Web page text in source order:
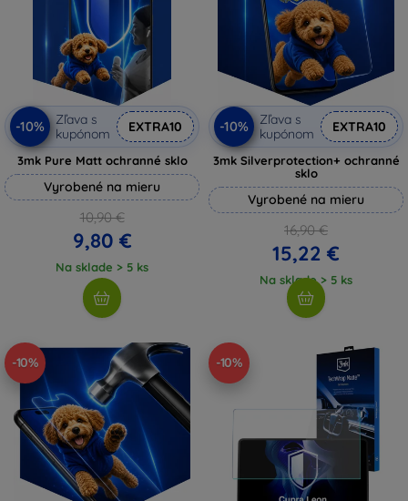
-10%
Zľava s
kupónom
EXTRA10
3mk Pure Matt ochranné sklo
Vyrobené na mieru
10,90 €
9,80 €
Na sklade > 5 ks
-10%
Zľava s
kupónom
EXTRA10
3mk Silverprotection+ ochranné
sklo
Vyrobené na mieru
16,90 €
15,22 €
Na sklade > 5 ks
-10% -10%